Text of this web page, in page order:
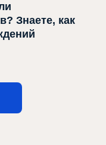
Знаете, как